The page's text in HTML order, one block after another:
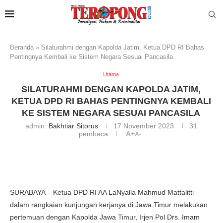
Beranda » Silaturahmi dengan Kapolda Jatim, Ketua DPD RI Bahas
Pentingnya Kembali ke Sistem Negara Sesuai Pancasila
Utama
SILATURAHMI DENGAN KAPOLDA JATIM,
KETUA DPD RI BAHAS PENTINGNYA KEMBALI
KE SISTEM NEGARA SESUAI PANCASILA
admin: Bakhtiar Sitorus 17 November 2023
31
pembaca
A+A-
SURABAYA – Ketua DPD RI AA LaNyalla Mahmud Mattalitti
dalam rangkaian kunjungan kerjanya di Jawa Timur melakukan
pertemuan dengan Kapolda Jawa Timur, Irjen Pol Drs. Imam